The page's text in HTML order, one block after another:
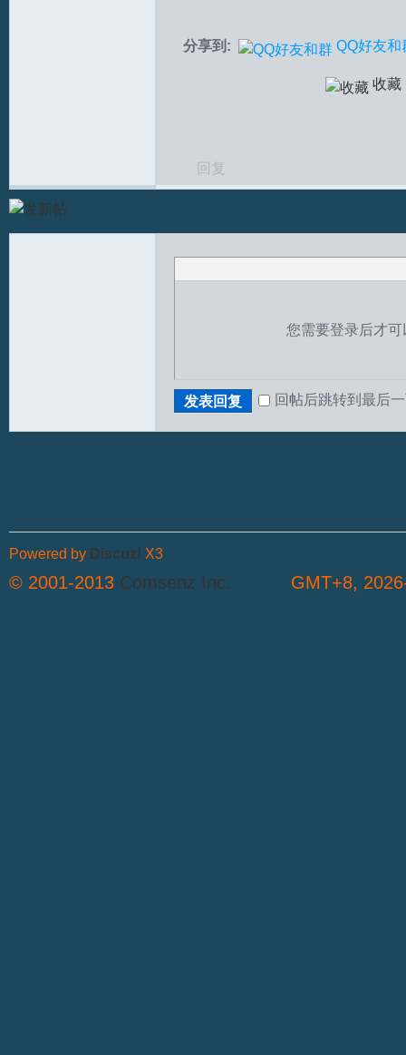
车
分享到: QQ好友和
收藏
回复
您需要登录后才
发表回复 回帖后跳转到最后
GMT+8,
Powered by Discuz! X3
© 2001-2013 Comsenz Inc.